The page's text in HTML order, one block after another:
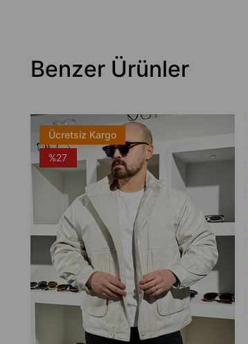
Benzer Ürünler
Ücretsiz Kargo
%27